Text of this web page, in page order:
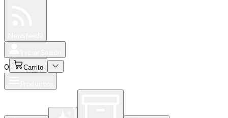
0 Carrito